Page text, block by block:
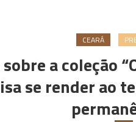
CEARÁ
a coleção
se render ao